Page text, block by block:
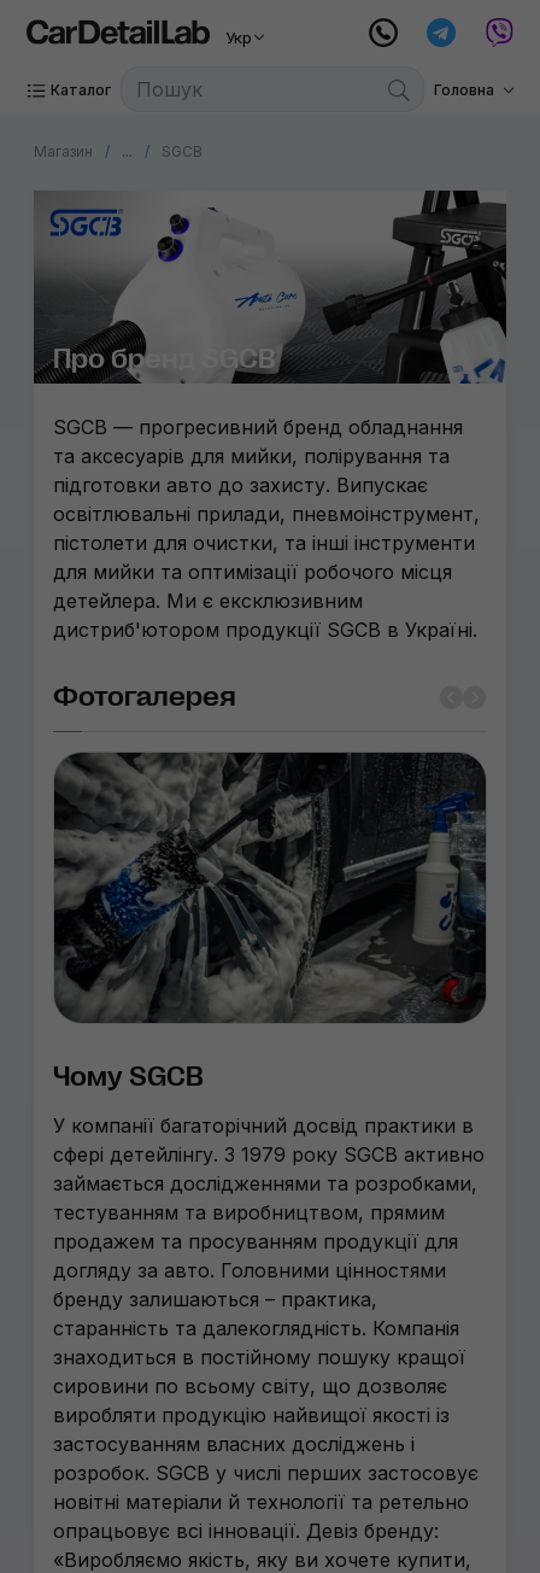
Укр
Каталог Головна
Магазин ... SGCB
Про бренд SGCB
SGCB — прогресивний бренд обладнання
та аксесуарів для мийки, полірування та
підготовки авто до захисту. Випускає
освітлювальні прилади, пневмоінструмент,
пістолети для очистки, та інші інструменти
для мийки та оптимізації робочого місця
детейлера. Ми є ексклюзивним
дистриб'ютором продукції SGCB в Україні.
Фотогалерея
Чому SGCB
У компанії багаторічний досвід практики в
сфері детейлінгу. З 1979 року SGCB активно
займається дослідженнями та розробками,
тестуванням та виробництвом, прямим
продажем та просуванням продукції для
догляду за авто. Головними цінностями
бренду залишаються – практика,
старанність та далекоглядність. Компанія
знаходиться в постійному пошуку кращої
сировини по всьому світу, що дозволяє
виробляти продукцію найвищої якості із
застосуванням власних досліджень і
розробок. SGCB у числі перших застосовує
новітні матеріали й технології та ретельно
опрацьовує всі інновації. Девіз бренду:
«Виробляємо якість, яку ви хочете купити,